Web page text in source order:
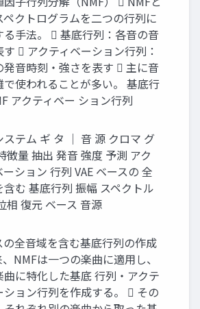
ペクトログラムを二つの行列に
る手法。  基底行列：各音の音
 アクティベーション行列：
発音時刻・強さを表す  主に音
で使われることが多い。 基底行
アクティベー ション行列
ステム ギ タ ｜ 音 源 クロマ グ
徴量 抽出 発音 強度 予測 アク
ーション 行列 VAE ベースの 全
含む 基底行列 振幅 スペクトル
相 復元 ベース 音源
の全音域を含む基底行列の作成
NMFは一つの楽曲に適用し、
曲に特化した基底 行列・アクテ
ション行列を作成する。  その